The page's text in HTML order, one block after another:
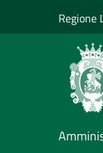
Regione